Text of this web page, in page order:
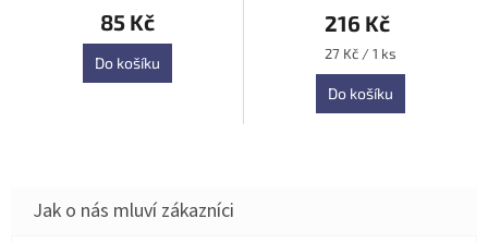
je
5,0
z
85 Kč
Do košíku
216 Kč
Měrná
cena:
27 Kč / 1 ks
Do košíku